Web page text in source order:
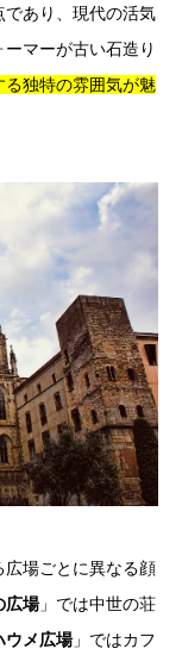
あり、現代の活気
マーが古い石造り
独特の雰囲気が魅
場ごとに異なる顔
広場」では中世の荘
ウメ広場」ではカフ